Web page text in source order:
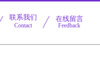
联系我们
Contact
在线留言
Feedback